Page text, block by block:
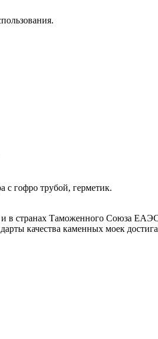
c гофро трубой, герметик.
в странах Таможенного Союза
качества каменных моек